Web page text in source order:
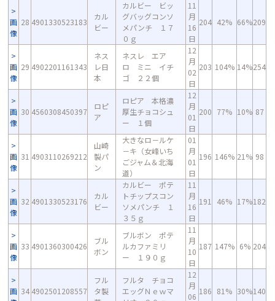
画
像
28 4901330523183
カル
ビー
カルビー ビッ
グバッグコンソ
メパンチ １７
０ｇ
11
月
16
日
204 42% 66%209
画
像
29 4902201161343
ネス
レ日
本
ネスレ エア
ロ ミニ イチ
ゴ ２２個
12
月
02
日
203 104% 14%254
画
像
30 4560308450397
ロピ
ア
ロピア 本格濃
厚生チョコシュ
ー １個
12
月
01
日
200 77% 10% 87
画
像
31 4903110269212
山崎
製パ
ン
大きなロ－ルケ
－キ（女峰いち
ごジャム＆北海
道）
01
月
01
日
196 146% 21% 98
画
像
32 4901330523176
カル
ビー
カルビー ポテ
トチップスコン
ソメパンチ １
３５ｇ
11
月
16
日
191 46% 17%182
画
像
33 4901360300426
ブル
ボン
ブルボン ポテ
ルカファミリ
ー １９０ｇ
11
月
10
日
187 147% 6% 204
画 34 4902501208557
フル
タ製
フルタ チョコ
エッグＮｅｗマ
12
月
06
186 81% 30%140